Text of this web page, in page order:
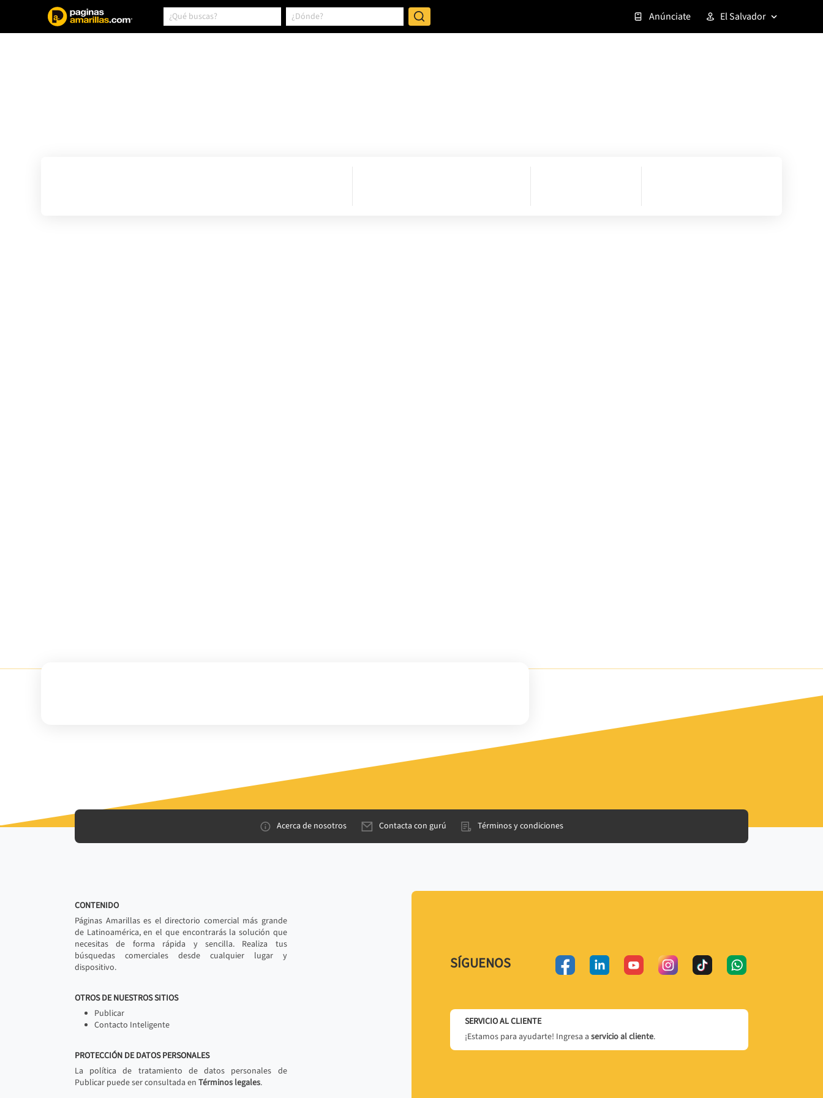
Anúnciate El Salvador
Acerca de nosotros Contacta con gurú Términos y condiciones
CONTENIDO
Páginas Amarillas es el directorio comercial más grande
de Latinoamérica, en el que encontrarás la solución que
necesitas de forma rápida y sencilla. Realiza tus
búsquedas comerciales desde cualquier lugar y
dispositivo.
OTROS DE NUESTROS SITIOS
Publicar
Contacto Inteligente
PROTECCIÓN DE DATOS PERSONALES
La política de tratamiento de datos personales de
Publicar puede ser consultada en Términos legales.
SÍGUENOS
SERVICIO AL CLIENTE
¡Estamos para ayudarte! Ingresa a servicio al cliente.